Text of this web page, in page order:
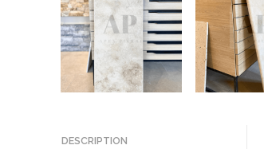
DESCRIPTION